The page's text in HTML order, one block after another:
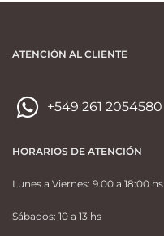
ATENCIÓN AL CLIENTE
+549 261 2054580
HORARIOS DE ATENCIÓN
Lunes a Viernes: 9.00 a 18:00 hs.
Sábados: 10 a 13 hs